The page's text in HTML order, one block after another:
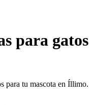
para gatos
para tu mascota en Íllimo.